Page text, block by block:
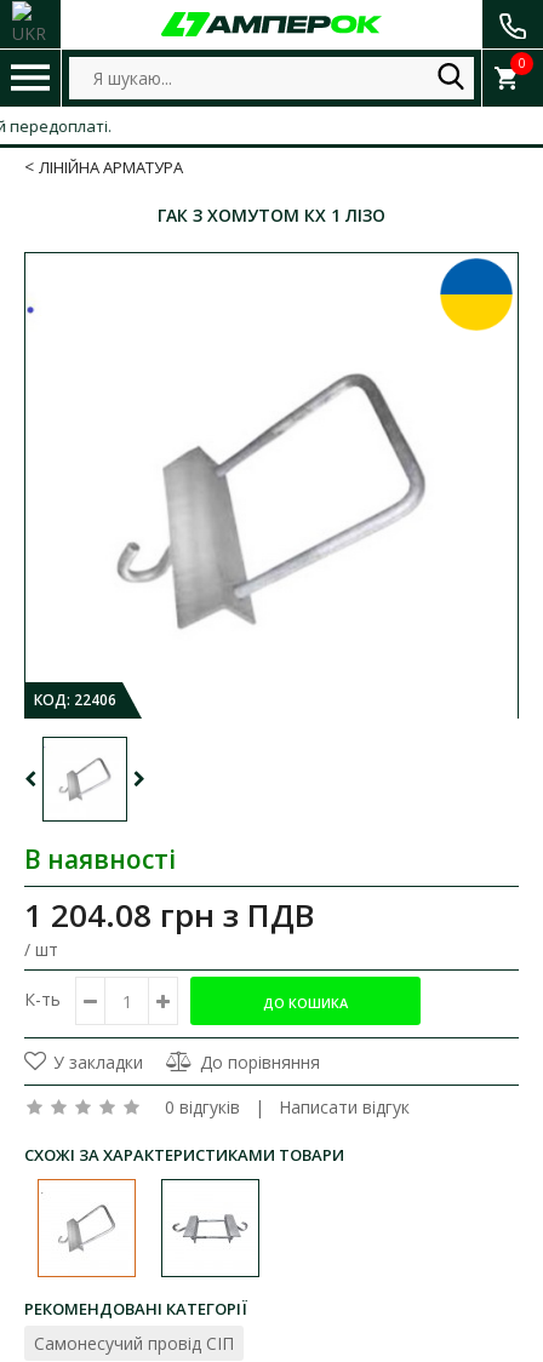
0
ЛІНІЙНА АРМАТУРА
ГАК З ХОМУТОМ КХ 1 ЛІЗО
КОД: 22406
В наявності
1 204.08 грн з ПДВ
/ шт
К-ть
У закладки
До порівняння
0 відгуків | Написати відгук
СХОЖІ ЗА ХАРАКТЕРИСТИКАМИ ТОВАРИ
РЕКОМЕНДОВАНІ КАТЕГОРІЇ
Самонесучий провід СІП